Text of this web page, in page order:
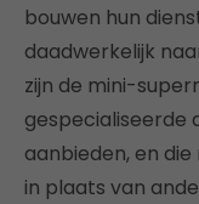
bouwen hun
daadwerkelijk
zijn de mini-
gespecialiseerde
aanbieden, en
in plaats van